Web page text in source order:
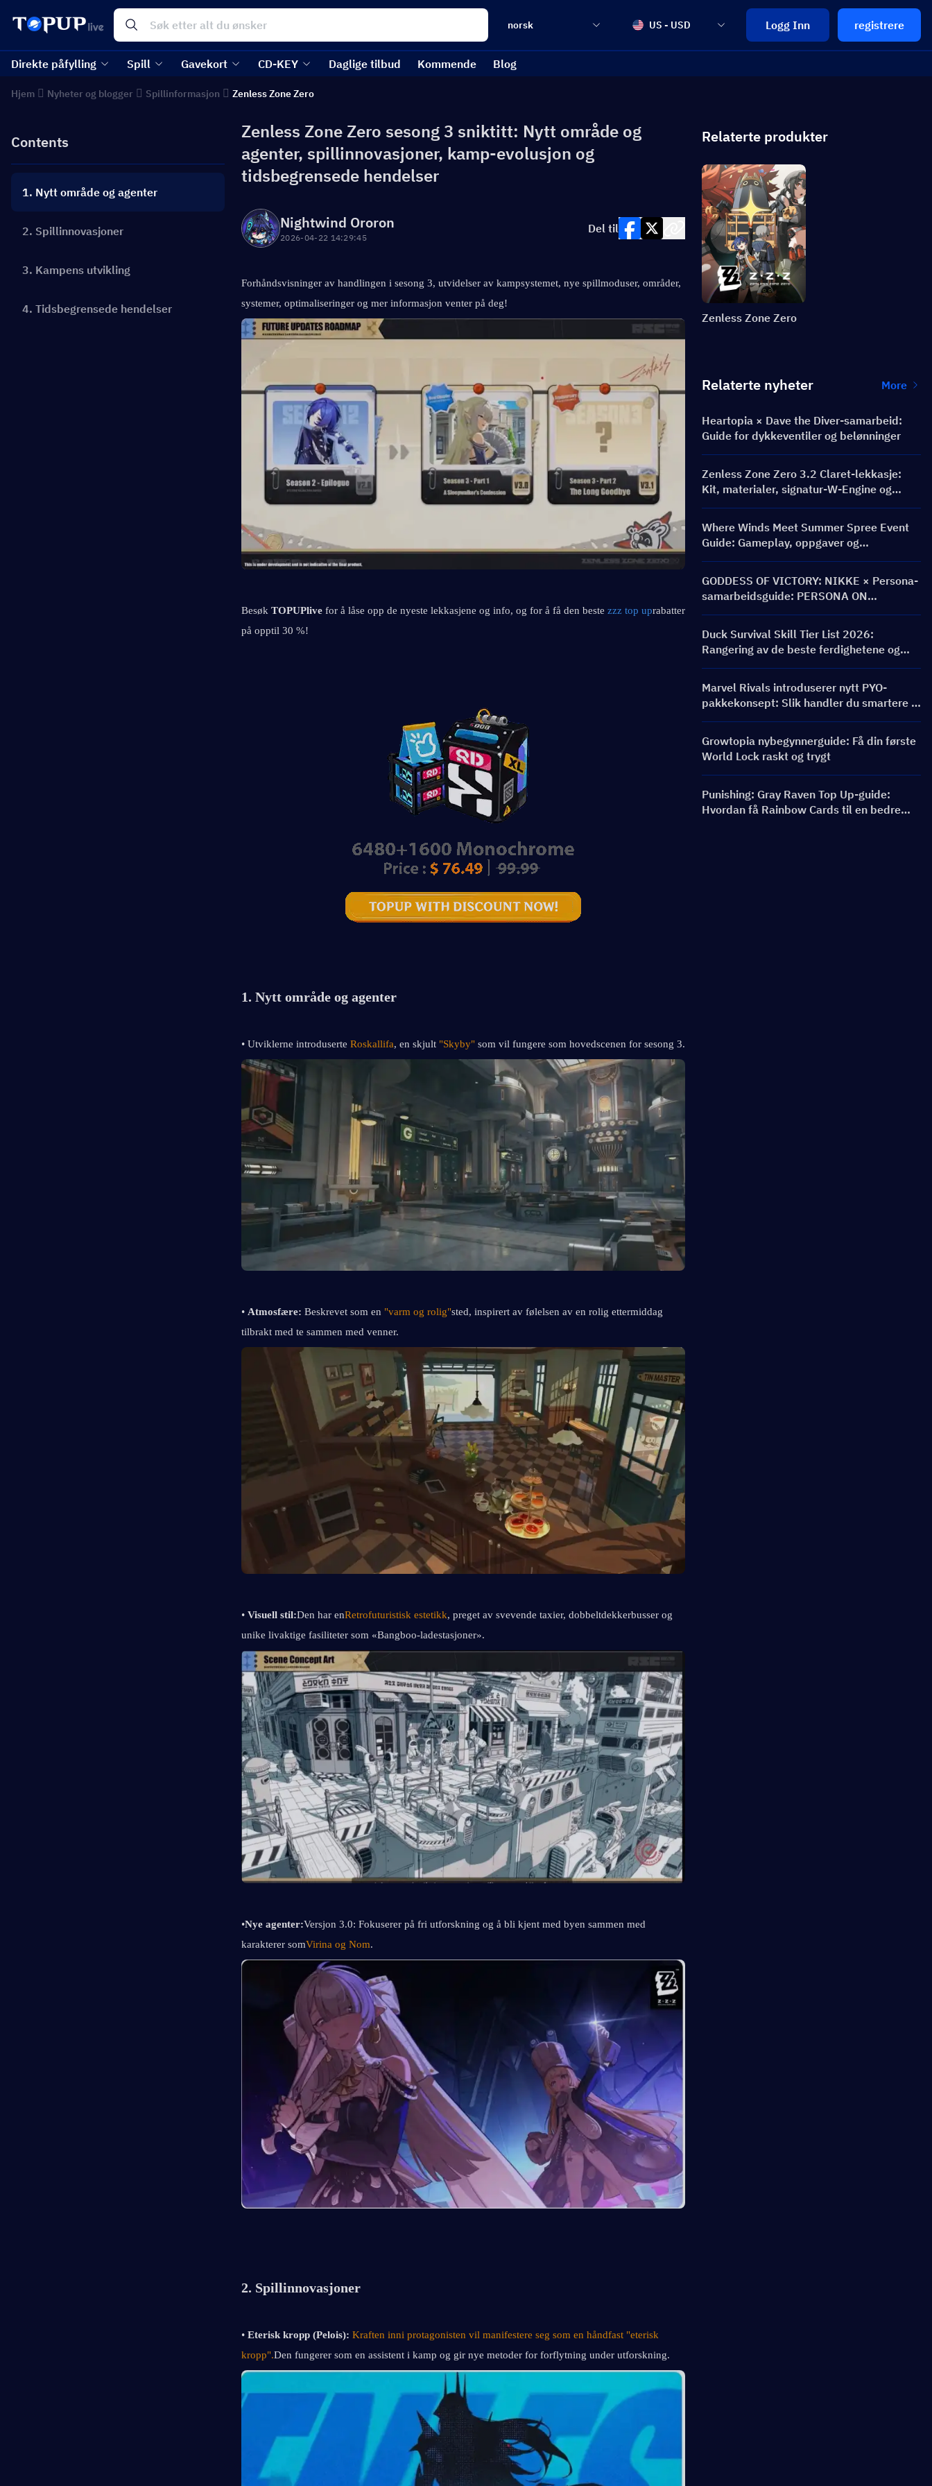
norsk US - USD Logg Inn registrere
Direkte påfylling Spill Gavekort CD-KEY Daglige tilbud Kommende Blog
Hjem Nyheter og blogger Spillinformasjon Zenless Zone Zero
Contents
1. Nytt område og agenter
2. Spillinnovasjoner
3. Kampens utvikling
4. Tidsbegrensede hendelser
Zenless Zone Zero sesong 3 sniktitt: Nytt område og
agenter, spillinnovasjoner, kamp-evolusjon og
tidsbegrensede hendelser
Nightwind Ororon
2026-04-22 14:29:45
Del til
Forhåndsvisninger av handlingen i sesong 3, utvidelser av kampsystemet, nye spillmoduser, områder,
systemer, optimaliseringer og mer informasjon venter på deg!
Besøk TOPUPlive for å låse opp de nyeste lekkasjene og info, og for å få den beste zzz top uprabatter
på opptil 30 %!
1. Nytt område og agenter
• Utviklerne introduserte Roskallifa, en skjult "Skyby" som vil fungere som hovedscenen for sesong 3.
• Atmosfære: Beskrevet som en "varm og rolig"sted, inspirert av følelsen av en rolig ettermiddag
tilbrakt med te sammen med venner.
• Visuell stil:Den har enRetrofuturistisk estetikk, preget av svevende taxier, dobbeltdekkerbusser og
unike livaktige fasiliteter som «Bangboo-ladestasjoner».
•Nye agenter:Versjon 3.0: Fokuserer på fri utforskning og å bli kjent med byen sammen med
karakterer somVirina og Nom.
2. Spillinnovasjoner
• Eterisk kropp (Pelois): Kraften inni protagonisten vil manifestere seg som en håndfast "eterisk
kropp".Den fungerer som en assistent i kamp og gir nye metoder for forflytning under utforskning.
Relaterte produkter
Zenless Zone Zero
Relaterte nyheter More
Heartopia × Dave the Diver-samarbeid:
Guide for dykkeventiler og belønninger
Zenless Zone Zero 3.2 Claret-lekkasje:
Kit, materialer, signatur-W-Engine og
Mindscape Cinema
Where Winds Meet Summer Spree Event
Guide: Gameplay, oppgaver og
belønninger
GODDESS OF VICTORY: NIKKE × Persona-
samarbeidsguide: PERSONA ON
FRONTLINE-event, karakterer, bannere og
belønninger
Duck Survival Skill Tier List 2026:
Rangering av de beste ferdighetene og
byggveiledning
Marvel Rivals introduserer nytt PYO-
pakkekonsept: Slik handler du smartere i
butikkoppdateringen for sesong 9.5
Growtopia nybegynnerguide: Få din første
World Lock raskt og trygt
Punishing: Gray Raven Top Up-guide:
Hvordan få Rainbow Cards til en bedre